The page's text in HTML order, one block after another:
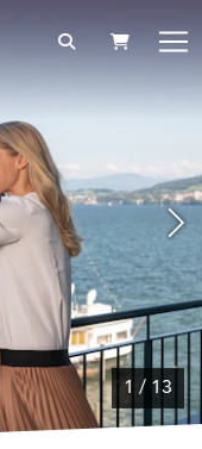
PANIER
1 / 13